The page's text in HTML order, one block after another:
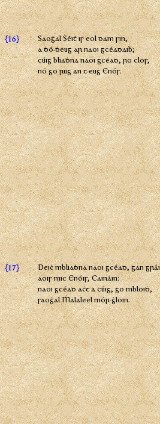
{16}
Saoġal Ṡéiṫ is eol dam sin,
a ḋó-ḋeug ar naoi gcéadaiḃ;
cúig bliaḋna naoi gcéad, ro clos,
nó go rug an t-eug Enós.
{17}
Deiċ mbliaḋna naoi gcéad, gan
aois mic Enóis, Caináin:
naoi gcéad aċt a cúig, go mbloiḋ,
saoġal Ṁalaleel mór-ġloin.